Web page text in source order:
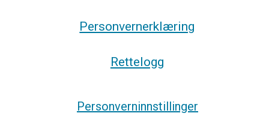
Personvernerklæring
Rettelogg
Personverninnstillinger